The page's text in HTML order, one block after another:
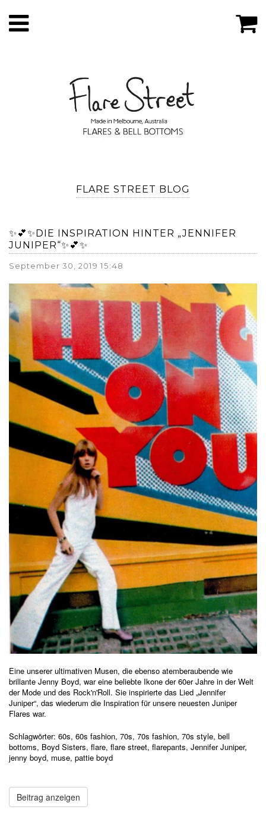
FLARE STREET BLOG
✨💕✨DIE INSPIRATION HINTER „JENNIFER
JUNIPER“✨💕✨
September 30, 2019 15:48
Eine unserer ultimativen Musen, die ebenso atemberaubende wie
brillante Jenny Boyd, war eine beliebte Ikone der 60er Jahre in der Welt
der Mode und des Rock'n'Roll. Sie inspirierte das Lied „Jennifer
Juniper“, das wiederum die Inspiration für unsere neuesten Juniper
Flares war.
Schlagwörter: 60s, 60s fashion, 70s, 70s fashion, 70s style, bell
bottoms, Boyd Sisters, flare, flare street, flarepants, Jennifer Juniper,
jenny boyd, muse, pattie boyd
Beitrag anzeigen